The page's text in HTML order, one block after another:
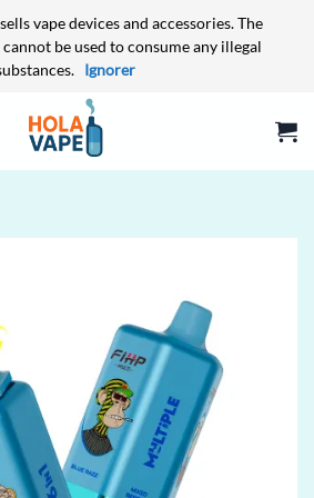
vape devices and accessories. The
be used to consume any illegal
Ignorer